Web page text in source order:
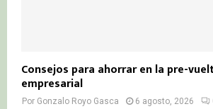
Consejos para ahorrar en la pre-
empresarial
Por Gonzalo Royo Gasca 6 agosto, 2026